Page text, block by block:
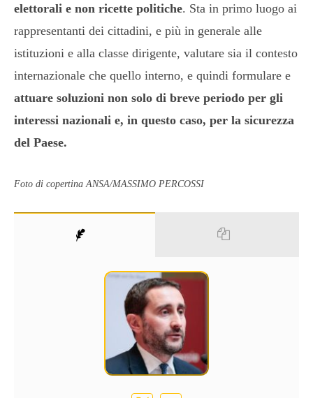
elettorali e non ricette politiche. Sta in primo luogo ai
rappresentanti dei cittadini, e più in generale alle
istituzioni e alla classe dirigente, valutare sia il contesto
internazionale che quello interno, e quindi formulare e
attuare soluzioni non solo di breve periodo per gli
interessi nazionali e, in questo caso, per la sicurezza
del Paese.
Foto di copertina ANSA/MASSIMO PERCOSSI